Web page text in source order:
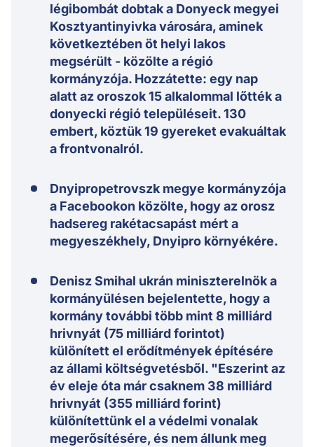
légibombát dobtak a Donyeck megyei
Kosztyantinyivka városára, aminek
következtében öt helyi lakos
megsérült - közölte a régió
kormányzója. Hozzátette: egy nap
alatt az oroszok 15 alkalommal lőtték a
donyecki régió településeit. 130
embert, köztük 19 gyereket evakuáltak
a frontvonalról.
Dnyipropetrovszk megye kormányzója
a Facebookon közölte, hogy az orosz
hadsereg rakétacsapást mért a
megyeszékhely, Dnyipro környékére.
Denisz Smihal ukrán miniszterelnök a
kormányülésen bejelentette, hogy a
kormány további több mint 8 milliárd
hrivnyát (75 milliárd forintot)
különített el erődítmények építésére
az állami költségvetésből. "Eszerint az
év eleje óta már csaknem 38 milliárd
hrivnyát (355 milliárd forint)
különítettünk el a védelmi vonalak
megerősítésére, és nem állunk meg